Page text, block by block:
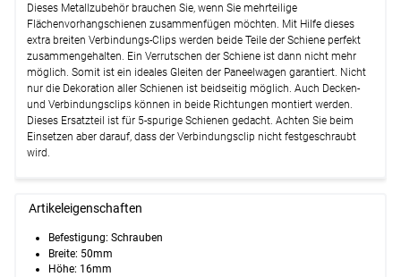
Dieses Metallzubehör brauchen Sie, wenn Sie mehrteilige
Flächenvorhangschienen zusammenfügen möchten. Mit Hilfe dieses
extra breiten Verbindungs-Clips werden beide Teile der Schiene perfekt
zusammengehalten. Ein Verrutschen der Schiene ist dann nicht mehr
möglich. Somit ist ein ideales Gleiten der Paneelwagen garantiert. Nicht
nur die Dekoration aller Schienen ist beidseitig möglich. Auch Decken-
und Verbindungsclips können in beide Richtungen montiert werden.
Dieses Ersatzteil ist für 5-spurige Schienen gedacht. Achten Sie beim
Einsetzen aber darauf, dass der Verbindungsclip nicht festgeschraubt
wird.
Artikeleigenschaften
Befestigung: Schrauben
Breite: 50mm
Höhe: 16mm